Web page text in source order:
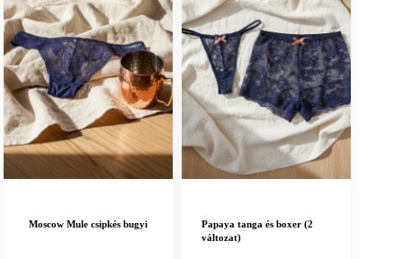
Moscow Mule csipkés bugyi
Papaya tanga és boxer (2
változat)